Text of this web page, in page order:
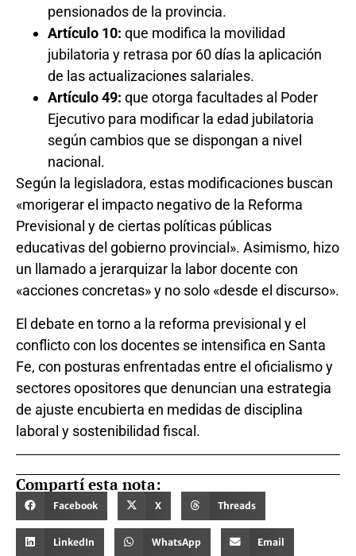
pensionados de la provincia.
Artículo 10: que modifica la movilidad
jubilatoria y retrasa por 60 días la aplicación
de las actualizaciones salariales.
Artículo 49: que otorga facultades al Poder
Ejecutivo para modificar la edad jubilatoria
según cambios que se dispongan a nivel
nacional.
Según la legisladora, estas modificaciones buscan
«morigerar el impacto negativo de la Reforma
Previsional y de ciertas políticas públicas
educativas del gobierno provincial». Asimismo, hizo
un llamado a jerarquizar la labor docente con
«acciones concretas» y no solo «desde el discurso».
El debate en torno a la reforma previsional y el
conflicto con los docentes se intensifica en Santa
Fe, con posturas enfrentadas entre el oficialismo y
sectores opositores que denuncian una estrategia
de ajuste encubierta en medidas de disciplina
laboral y sostenibilidad fiscal.
Compartí esta nota:
Facebook X Threads
LinkedIn WhatsApp Email